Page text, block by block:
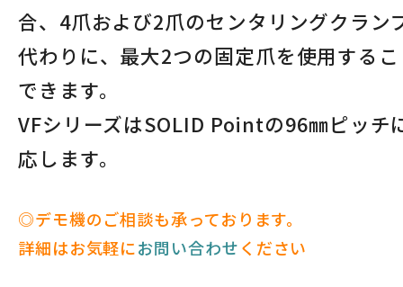
合、4爪および2爪のセンタリングクラン
代わりに、最大2つの固定爪を使用する
できます。
VFシリーズはSOLID Pointの96㎜ピッチ
応します。
◎デモ機のご相談も承っております。
詳細はお気軽にお問い合わせください